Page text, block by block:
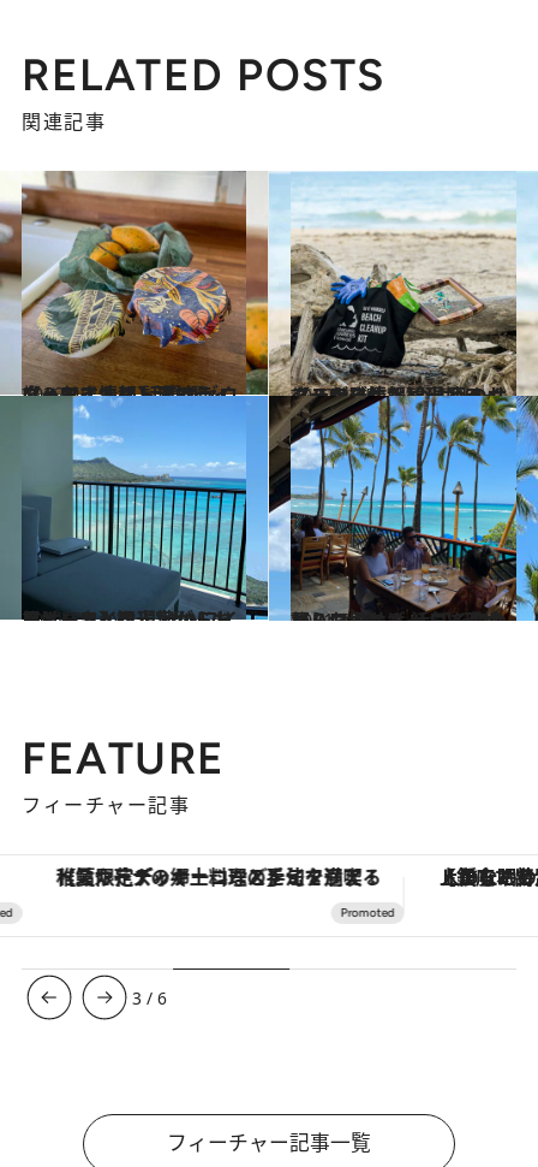
RELATED POSTS
関連記事
2022.4.1
【ハワイ情報】現地ライターおすすめ 話題のゼロウェイストストア3選
旅＆お出かけ 2022.2.25
【ハワイ情報】現地ライターが発信！ 今注目のサステナブルな観光とは
旅＆お出かけ
2021.7.4
アメリカ人観光客がドドッとハワイに！ 【ハワイレポート】を現地からお届け
旅＆お出かけ 2021.5.23
【ハワイレポート】現地からお届け！ 活気を取り戻しつつある ハワイの今
旅＆お出かけ
FEATURE
フィーチャー記事
【夏限定ディナーコース】旬を迎える稚鮎や花ズッキーニなどをイタリア・トスカーナの郷土料理の手法で満喫！ 【銀座で出合う最旬美容】美髪ケアや上質
3 /6
フィーチャー記事一覧